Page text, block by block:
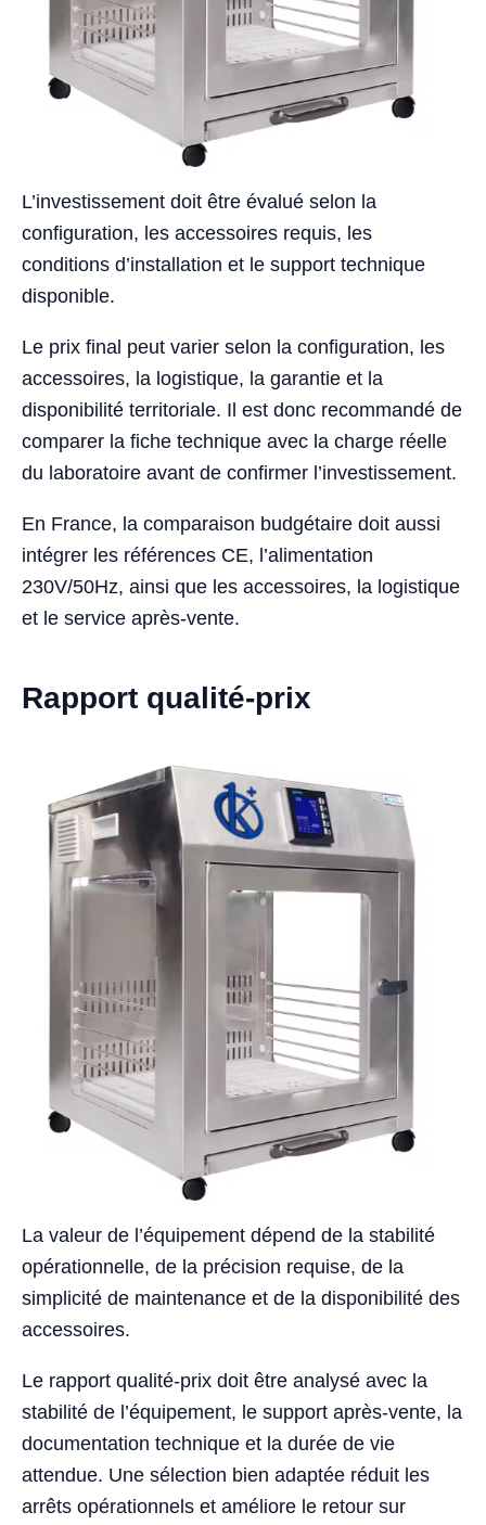
L’investissement doit être évalué selon la
configuration, les accessoires requis, les
conditions d’installation et le support technique
disponible.
Le prix final peut varier selon la configuration, les
accessoires, la logistique, la garantie et la
disponibilité territoriale. Il est donc recommandé de
comparer la fiche technique avec la charge réelle
du laboratoire avant de confirmer l’investissement.
En France, la comparaison budgétaire doit aussi
intégrer les références CE, l’alimentation
230V/50Hz, ainsi que les accessoires, la logistique
et le service après-vente.
Rapport qualité-prix
La valeur de l’équipement dépend de la stabilité
opérationnelle, de la précision requise, de la
simplicité de maintenance et de la disponibilité des
accessoires.
Le rapport qualité-prix doit être analysé avec la
stabilité de l’équipement, le support après-vente, la
documentation technique et la durée de vie
attendue. Une sélection bien adaptée réduit les
arrêts opérationnels et améliore le retour sur